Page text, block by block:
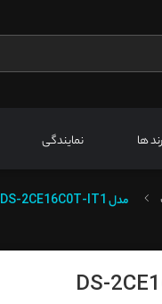
ها نمایندگی
مدل DS-2CE16C0T-IT1
DS-